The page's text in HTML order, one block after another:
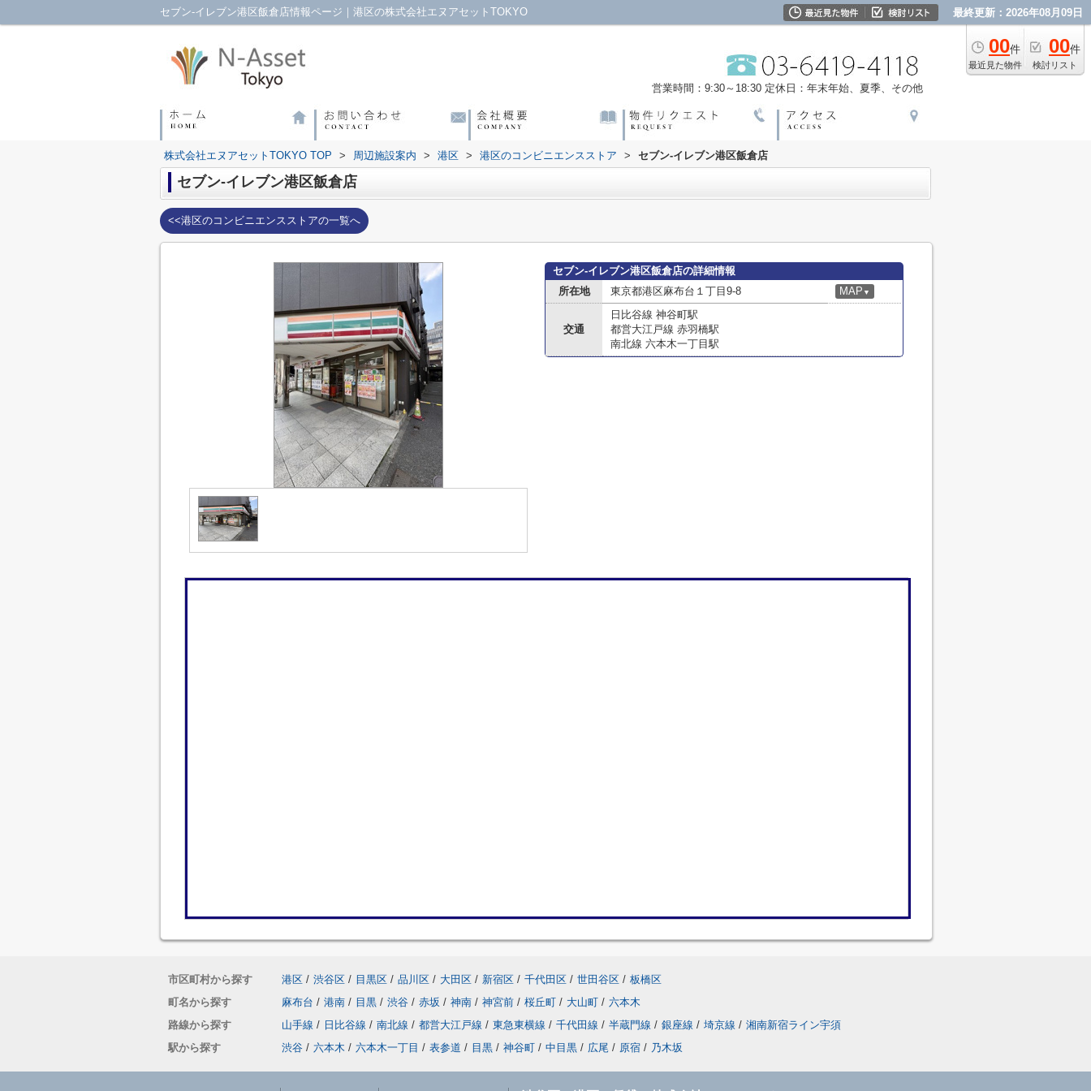
セブン-イレブン港区飯倉店情報ページ｜港区の株式会社エヌアセットTOKYO 最終更新：2026年08月09日
00件
最近見た物件
00件
検討リスト
営業時間：9:30～18:30 定休日：年末年始、夏季、その他
株式会社エヌアセットTOKYO TOP > 周辺施設案内 > 港区 > 港区のコンビニエンスストア > セブン-イレブン港区飯倉店
セブン-イレブン港区飯倉店
<<港区のコンビニエンスストアの一覧へ
セブン-イレブン港区飯倉店の詳細情報
所在地
東京都港区麻布台１丁目9-8 MAP ▼
交通
日比谷線 神谷町駅
都営大江戸線 赤羽橋駅
南北線 六本木一丁目駅
市区町村から探す 港区 / 渋谷区 / 目黒区 / 品川区 / 大田区 / 新宿区 / 千代田区 / 世田谷区 / 板橋区
町名から探す
麻布台 / 港南 / 目黒 / 渋谷 / 赤坂 / 神南 / 神宮前 / 桜丘町 / 大山町 / 六本木
路線から探す
山手線 / 日比谷線 / 南北線 / 都営大江戸線 / 東急東横線 / 千代田線 / 半蔵門線 / 銀座線 / 埼京線 / 湘南新宿ライン宇須
駅から探す
渋谷 / 六本木 / 六本木一丁目 / 表参道 / 目黒 / 神谷町 / 中目黒 / 広尾 / 原宿 / 乃木坂